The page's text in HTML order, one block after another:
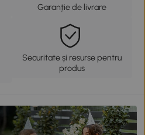
Garanție de livrare
Securitate și resurse pentru
produs